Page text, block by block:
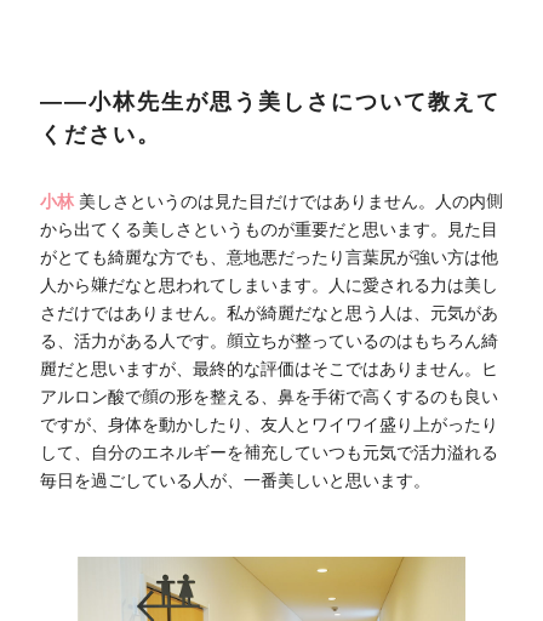
――小林先生が思う美しさについて教えて
ください。
小林 美しさというのは見た目だけではありません。人の内側
から出てくる美しさというものが重要だと思います。見た目
がとても綺麗な方でも、意地悪だったり言葉尻が強い方は他
人から嫌だなと思われてしまいます。人に愛される力は美し
さだけではありません。私が綺麗だなと思う人は、元気があ
る、活力がある人です。顔立ちが整っているのはもちろん綺
麗だと思いますが、最終的な評価はそこではありません。ヒ
アルロン酸で顔の形を整える、鼻を手術で高くするのも良い
ですが、身体を動かしたり、友人とワイワイ盛り上がったり
して、自分のエネルギーを補充していつも元気で活力溢れる
毎日を過ごしている人が、一番美しいと思います。